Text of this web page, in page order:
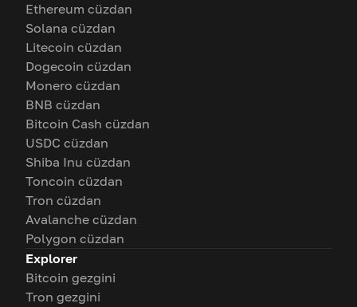
Ethereum cüzdan
Solana cüzdan
Litecoin cüzdan
Dogecoin cüzdan
Monero cüzdan
BNB cüzdan
Bitcoin Cash cüzdan
USDC cüzdan
Shiba Inu cüzdan
Toncoin cüzdan
Tron cüzdan
Avalanche cüzdan
Polygon cüzdan
Explorer
Bitcoin gezgini
Tron gezgini